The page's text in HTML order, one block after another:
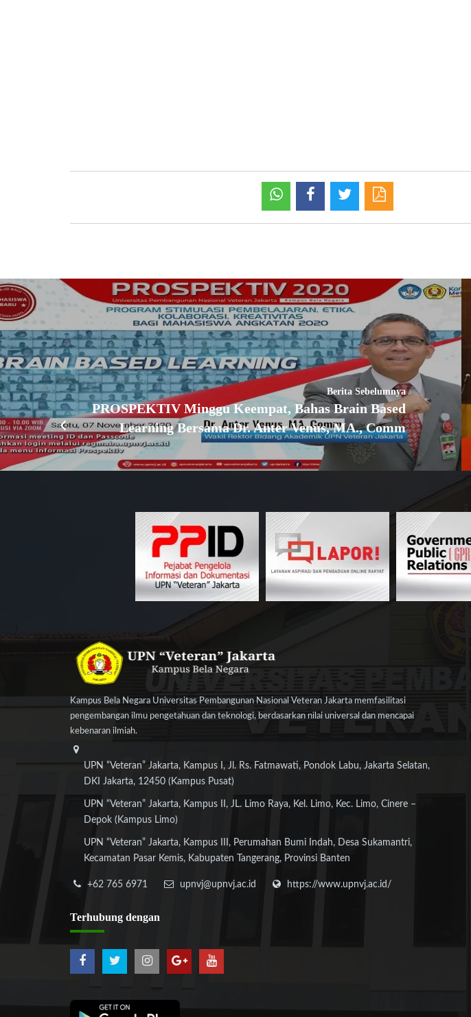
Berita Sebelumnya
PROSPEKTIV Minggu Keempat, Bahas Brain Based
Learning Bersama Dr. Anter Venus, MA., Comm
Kampus Bela Negara Universitas Pembangunan Nasional Veteran Jakarta memfasilitasi
pengembangan ilmu pengetahuan dan teknologi, berdasarkan nilai universal dan mencapai
kebenaran ilmiah.
UPN “Veteran” Jakarta, Kampus I, Jl. Rs. Fatmawati, Pondok Labu, Jakarta Selatan,
DKI Jakarta, 12450 (Kampus Pusat)
UPN “Veteran” Jakarta, Kampus II, JL. Limo Raya, Kel. Limo, Kec. Limo, Cinere –
Depok (Kampus Limo)
UPN “Veteran” Jakarta, Kampus III, Perumahan Bumi Indah, Desa Sukamantri,
Kecamatan Pasar Kemis, Kabupaten Tangerang, Provinsi Banten
+62 765 6971 upnvj@upnvj.ac.id https://www.upnvj.ac.id/
Terhubung dengan